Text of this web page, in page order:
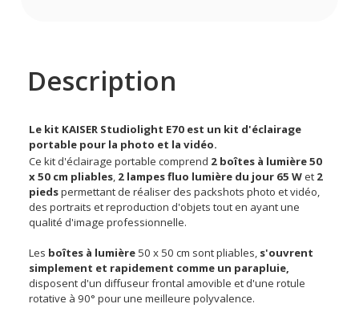
Description
Le kit KAISER Studiolight E70 est un kit d'éclairage
portable pour la photo et la vidéo.
Ce kit d'éclairage portable comprend 2 boîtes à lumière 50
x 50 cm pliables, 2 lampes fluo lumière du jour 65 Wet 2
piedspermettant de réaliser des packshots photo et vidéo,
des portraits et reproduction d'objets tout en ayant une
qualité d'image professionnelle.
Les boîtes à lumière 50 x 50 cm sont pliables, s'ouvrent
simplement et rapidement comme un parapluie,
disposent d'un diffuseur frontal amovible et d'une rotule
rotative à 90° pour une meilleure polyvalence.